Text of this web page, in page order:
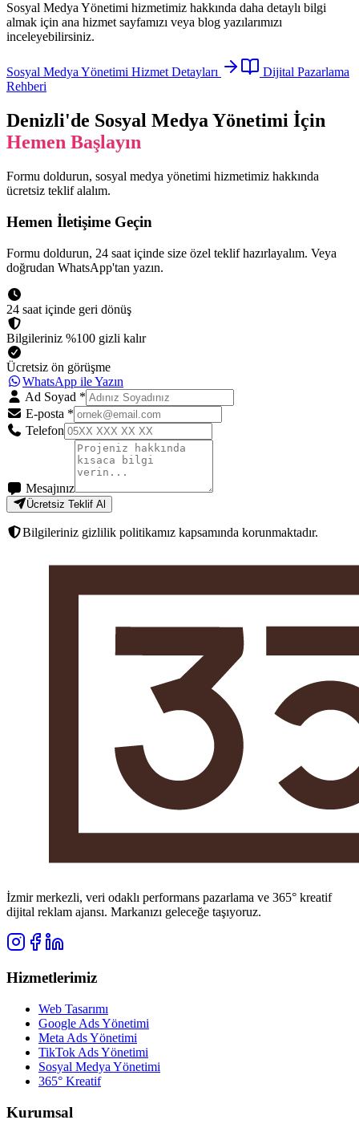
Sosyal Medya Yönetimi hizmetimiz hakkında daha detaylı bilgi
almak için ana hizmet sayfamızı veya blog yazılarımızı
inceleyebilirsiniz.
Sosyal Medya Yönetimi Hizmet Detayları
Dijital Pazarlama
Rehberi
Denizli'de Sosyal Medya Yönetimi İçin
Hemen Başlayın
Formu doldurun, sosyal medya yönetimi hizmetimiz hakkında
ücretsiz teklif alalım.
Hemen İletişime Geçin
Formu doldurun, 24 saat içinde size özel teklif hazırlayalım. Veya
doğrudan WhatsApp'tan yazın.
24 saat içinde geri dönüş
Bilgileriniz %100 gizli kalır
Ücretsiz ön görüşme
WhatsApp ile Yazın
Ad Soyad *
E-posta *
Telefon
Mesajınız
Ücretsiz Teklif Al
Bilgileriniz gizlilik politikamız kapsamında korunmaktadır.
İzmir merkezli, veri odaklı performans pazarlama ve 365° kreatif
dijital reklam ajansı. Markanızı geleceğe taşıyoruz.
Hizmetlerimiz
Web Tasarımı
Google Ads Yönetimi
Meta Ads Yönetimi
TikTok Ads Yönetimi
Sosyal Medya Yönetimi
365° Kreatif
Kurumsal